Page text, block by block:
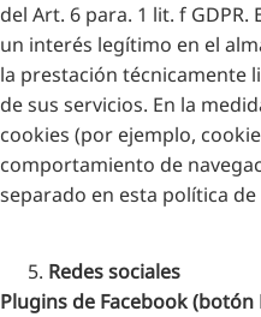
del Art. 6 para. 1 lit. f
un interés legítimo en el
la prestación técnicamente
de sus servicios. En la
cookies (por ejemplo,
comportamiento de
separado en esta política
Redes sociales
Plugins de Facebook